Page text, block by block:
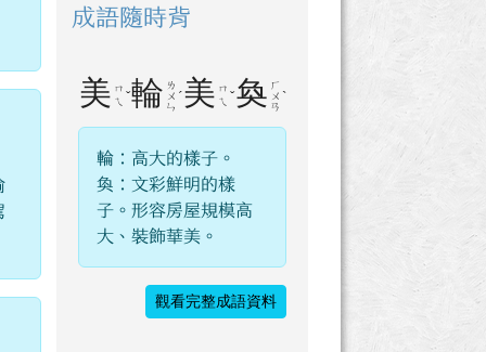
成語隨時背
美 ㄇ
ㄟ ˇ輪 ㄌ
ㄨ
ㄣ
ˊ美 ㄇ
ㄟ ˇ奐 ㄏ
ㄨ
ㄢ
ˋ
輪：高大的樣子。
奐：文彩鮮明的樣
子。形容房屋規模高
大、裝飾華美。
觀看完整成語資料